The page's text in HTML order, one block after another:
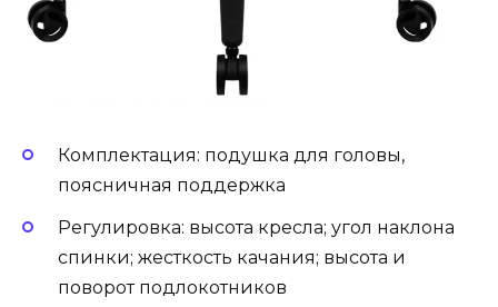
Комплектация: подушка для головы,
поясничная поддержка
Регулировка: высота кресла; угол наклона
спинки; жесткость качания; высота и
поворот подлокотников